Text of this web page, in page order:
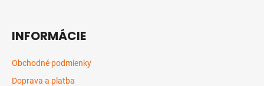
INFORMÁCIE
Obchodné podmienky
Doprava a platba